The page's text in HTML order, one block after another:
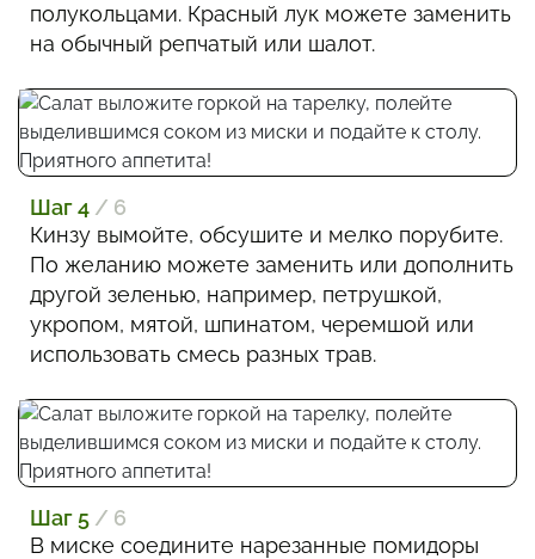
полукольцами. Красный лук можете заменить
на обычный репчатый или шалот.
Шаг 4 / 6
Кинзу вымойте, обсушите и мелко порубите.
По желанию можете заменить или дополнить
другой зеленью, например, петрушкой,
укропом, мятой, шпинатом, черемшой или
использовать смесь разных трав.
Шаг 5 / 6
В миске соедините нарезанные помидоры